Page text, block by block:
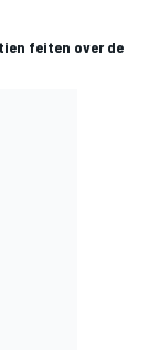
feiten over de